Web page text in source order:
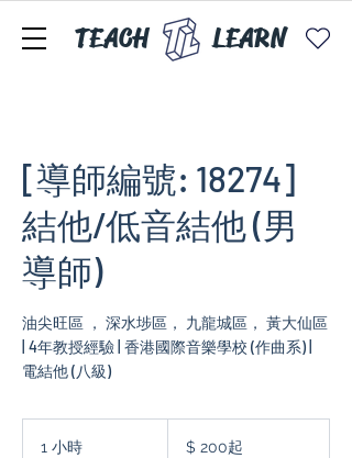
TEACH LEARN
[導師編號: 18274]
結他/低音結他 (男
導師)
油尖旺區 ， 深水埗區， 九龍城區， 黃大仙區
| 4年教授經驗 | 香港國際音樂學校 (作曲系) |
電結他 (八級)
1 小時 $ 200起